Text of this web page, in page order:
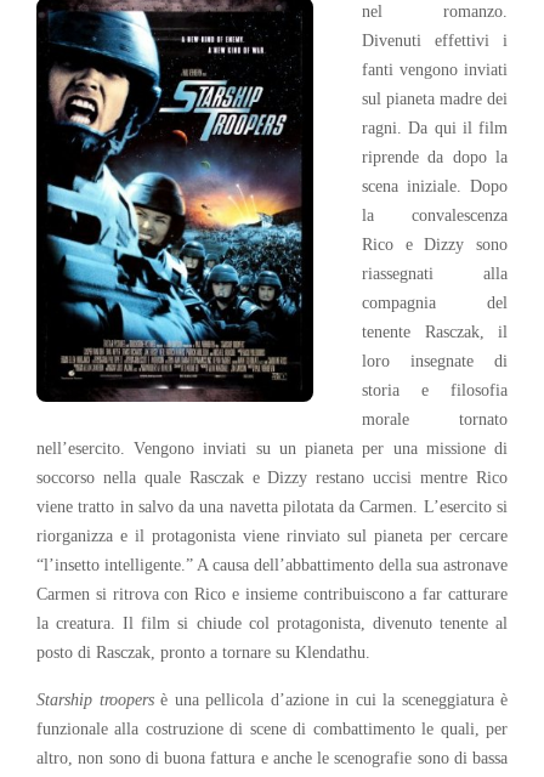
nel romanzo.
Divenuti effettivi i
fanti vengono inviati
sul pianeta madre dei
ragni. Da qui il film
riprende da dopo la
scena iniziale. Dopo
la convalescenza
Rico e Dizzy sono
riassegnati alla
compagnia del
tenente Rasczak, il
loro insegnate di
storia e filosofia
morale tornato
nell’esercito. Vengono inviati su un pianeta per una missione di
soccorso nella quale Rasczak e Dizzy restano uccisi mentre Rico
viene tratto in salvo da una navetta pilotata da Carmen. L’esercito si
riorganizza e il protagonista viene rinviato sul pianeta per cercare
“l’insetto intelligente.” A causa dell’abbattimento della sua astronave
Carmen si ritrova con Rico e insieme contribuiscono a far catturare
la creatura. Il film si chiude col protagonista, divenuto tenente al
posto di Rasczak, pronto a tornare su Klendathu.
Starship troopersè una pellicola d’azione in cui la sceneggiatura è
funzionale alla costruzione di scene di combattimento le quali, per
altro, non sono di buona fattura e anche le scenografie sono di bassa